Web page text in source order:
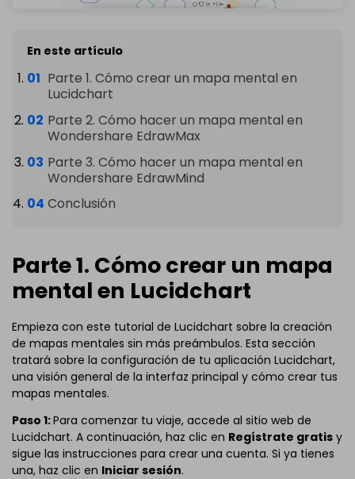
En este artículo
Parte 1. Cómo crear un mapa mental en
Lucidchart
Parte 2. Cómo hacer un mapa mental en
Wondershare EdrawMax
Parte 3. Cómo hacer un mapa mental en
Wondershare EdrawMind
Conclusión
Parte 1. Cómo crear un mapa
mental en Lucidchart
Empieza con este tutorial de Lucidchart sobre la creación
de mapas mentales sin más preámbulos. Esta sección
tratará sobre la configuración de tu aplicación Lucidchart,
una visión general de la interfaz principal y cómo crear tus
mapas mentales.
Paso 1:Para comenzar tu viaje, accede al sitio web de
Lucidchart. A continuación, haz clic en Regístrate gratis y
sigue las instrucciones para crear una cuenta. Si ya tienes
una, haz clic en Iniciar sesión.